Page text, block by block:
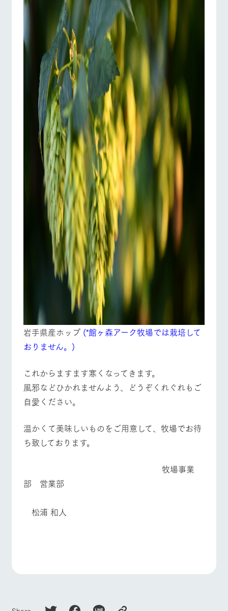
岩手県産ホップ(*館ヶ森アーク牧場では栽培して
おりません。)
これからますます寒くなってきます。
風邪などひかれませんよう、どうぞくれぐれもご
自愛ください。
温かくて美味しいものをご用意して、牧場でお待
ち致しております。
牧場事業
部 営業部
松浦 和人